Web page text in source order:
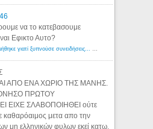
να το κατεβασουμε
Εφικτο Αυτο?
Ένα βιβλίο που πολεμήθηκε γιατί ξυπνούσε συνειδήσεις... - Λόγιος Ερμής | Η γνώση ξεκινάει με την αναζήτηση...
ΑΠΟ ΕΝΑ ΧΩΡΙΟ ΤΗΣ ΜΑΝΗΣ.
ΠΡΩΤΟΥ
ΕΙΧΕ ΣΛΑΒΟΠΟΙΗΘΕΙ ούτε
καθαρόαιμος μετα απο την
μη ελληνικών φυλων εκεί κατω.